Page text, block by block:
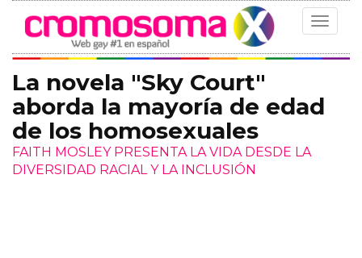
Toggle
La novela "Sky Court"
aborda la mayoría de edad
de los homosexuales
FAITH MOSLEY PRESENTA LA VIDA DESDE LA
DIVERSIDAD RACIAL Y LA INCLUSIÓN